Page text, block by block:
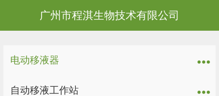
广州市程淇生物技术有限公司
电动移液器
自动移液工作站